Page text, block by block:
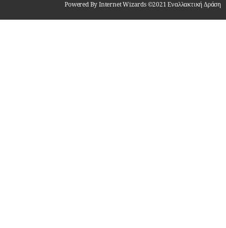
Powered By Internet Wizards ©2021 Εναλλακτική Δράση